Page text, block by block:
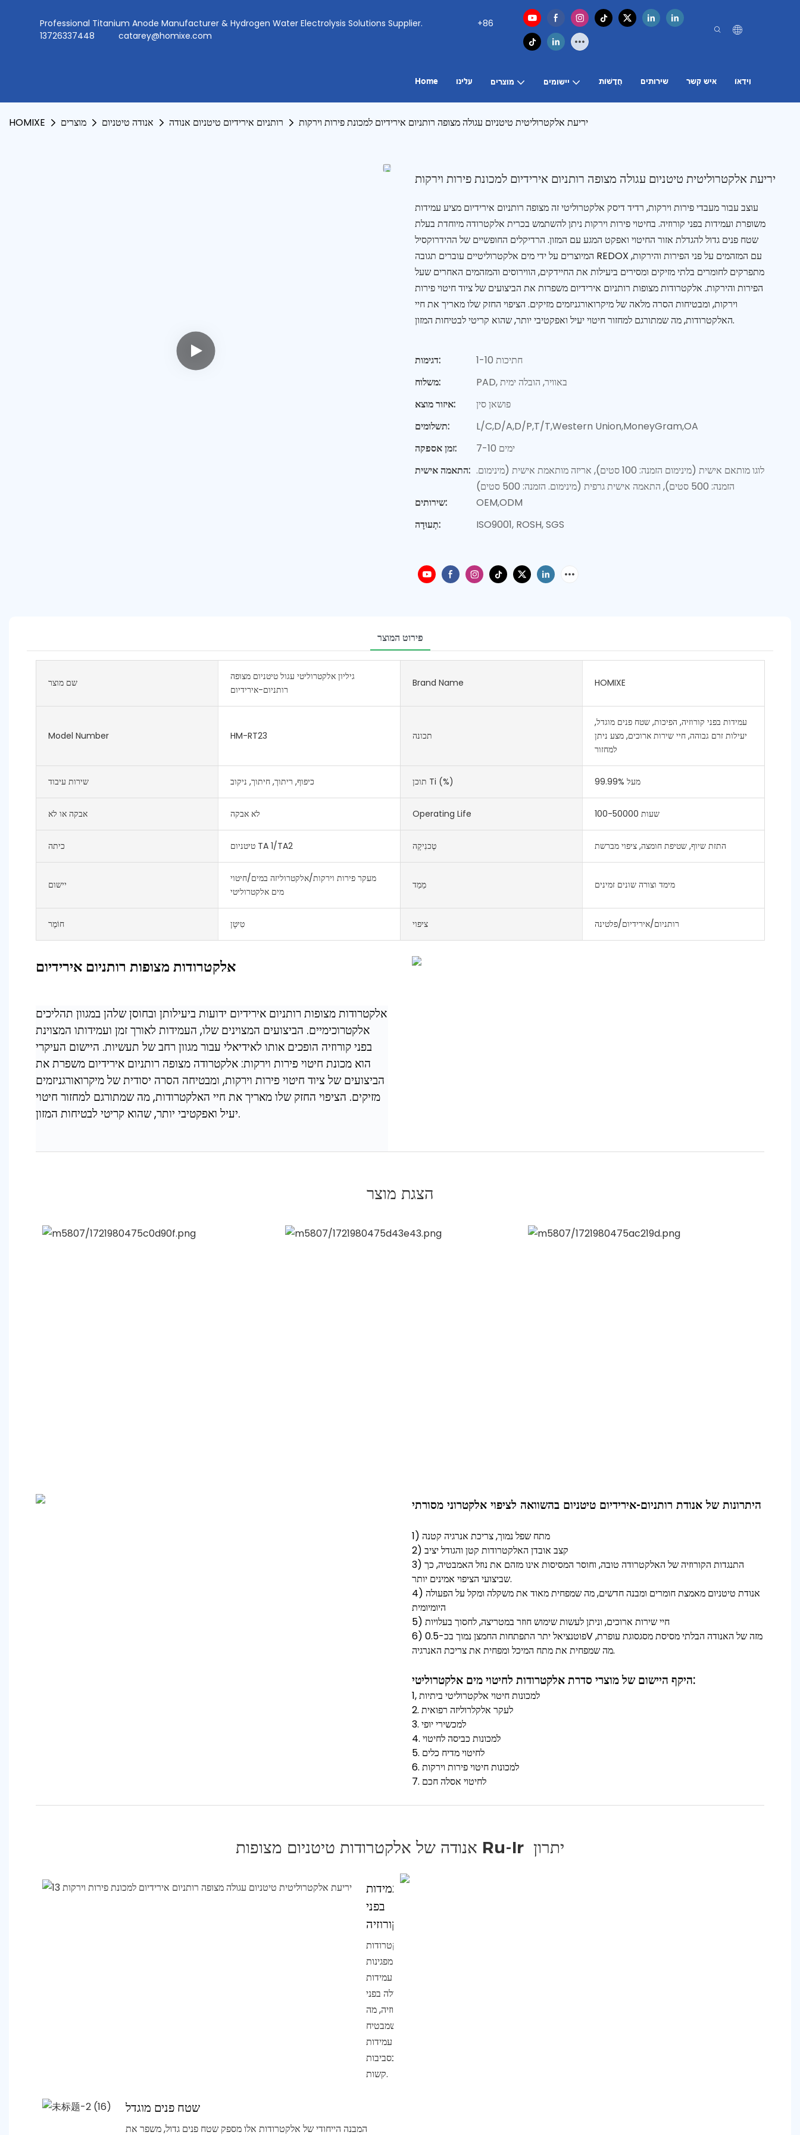
Professional Titanium Anode Manufacturer & Hydrogen Water Electrolysis Solutions Supplier.
+86
13726337448
catarey@homixe.com
Home עלינו מוצרים יישומים חֲדָשׁוֹת שירותים איש קשר וִידֵאוֹ
HOMIXE מוצרים אנודה טיטניום רותניום אירידיום טיטניום אנודה יריעת אלקטרוליטית טיטניום עגולה מצופה רותניום אירידיום למכונת פירות וירקות
יריעת אלקטרוליטית טיטניום עגולה מצופה רותניום אירידיום למכונת פירות וירקות
עוצב עבור מעבדי פירות וירקות, רדיד דיסק אלקטרוליטי זה מצופה רותניום אירידיום מציע עמידות
משופרת ועמידות בפני קורוזיה. בחיטוי פירות וירקות ניתן להשתמש בכרית אלקטרודה מיוחדת בעלת
שטח פנים גדול להגדלת אזור החיטוי ואפקט המגע עם המזון. הרדיקלים החופשיים של ההידרוקסיל
המיוצרים על ידי מים אלקטרוליטיים עוברים תגובה REDOX עם המזהמים על פני הפירות והירקות,
מתפרקים לחומרים בלתי מזיקים ומסירים ביעילות את החיידקים, הווירוסים והמזהמים האחרים שעל
הפירות והירקות. אלקטרודות מצופות רותניום אירידיום משפרות את הביצועים של ציוד חיטוי פירות
וירקות, ומבטיחות הסרה מלאה של מיקרואורגניזמים מזיקים. הציפוי החזק שלו מאריך את חיי
האלקטרודות, מה שמתורגם למחזור חיטוי יעיל ואפקטיבי יותר, שהוא קריטי לבטיחות המזון.
דגימות:
1-10 חתיכות
משלוח:
PAD, באוויר, הובלה ימית
איזור מוצא:
פושאן סין
תשלומים:
L/C,D/A,D/P,T/T,Western Union,MoneyGram,OA
זמן אספקה:
7-10 ימים
התאמה אישית: לוגו מותאם אישית (מינימום הזמנה: 100 סטים), אריזה מותאמת אישית (מינימום.
הזמנה: 500 סטים), התאמה אישית גרפית (מינימום. הזמנה: 500 סטים)
שירותים:
OEM,ODM
תְעוּדָה:
ISO9001, ROSH, SGS
פירוט המוצר
שם מוצר
גיליון אלקטרוליטי עגול טיטניום מצופה
רותניום-אירידיום
Brand Name HOMIXE
Model Number HM-RT23 תכונה
עמידות בפני קורוזיה, הפיכות, שטח פנים מוגדל,
יעילות זרם גבוהה, חיי שירות ארוכים, מצע ניתן
למחזור
שירות עיבוד כיפוף, ריתוך, חיתוך, ניקוב תוכן Ti (%) מעל 99.99%
אבקה או לא לא אבקה Operating Life 100-50000 שעות
כיתה טיטניום TA 1/TA2 טֶכנִיקָה התזת שיוף, שטיפת חומצה, ציפוי מברשת
יישום
מעקר פירות וירקות/אלקטרוליזה במים/חיטוי
מים אלקטרוליטי
מֵמַד מימד וצורה שונים זמינים
חוֹמֶר טִיטָן ציפוי רותניום/אירידיום/פלטינה
אלקטרודות מצופות רותניום אירידיום ידועות ביעילותן ובחוסן שלהן במגוון תהליכים
אלקטרוכימיים. הביצועים המצוינים שלו, העמידות לאורך זמן ועמידותו המצוינת
בפני קורוזיה הופכים אותו לאידיאלי עבור מגוון רחב של תעשיות. היישום העיקרי
הוא מכונת חיטוי פירות וירקות: אלקטרודה מצופה רותניום אירידיום משפרת את
הביצועים של ציוד חיטוי פירות וירקות, ומבטיחה הסרה יסודית של מיקרואורגניזמים
מזיקים. הציפוי החזק שלו מאריך את חיי האלקטרודות, מה שמתורגם למחזור חיטוי
יעיל ואפקטיבי יותר, שהוא קריטי לבטיחות המזון.
הצגת מוצר
היתרונות של אנודת רותניום-אירידיום טיטניום בהשוואה לציפוי אלקטרוני מסורתי
1) מתח שפל נמוך, צריכת אנרגיה קטנה
2) קצב אובדן האלקטרודות קטן והגודל יציב
3) התנגדות הקורוזיה של האלקטרודה טובה, וחוסר המסיסות אינו מזהם את נוזל האמבטיה, כך
שביצועי הציפוי אמינים יותר.
4) אנודת טיטניום מאמצת חומרים ומבנה חדשים, מה שמפחית מאוד את משקלה ומקל על הפעולה
היומיומית
5) חיי שירות ארוכים, וניתן לעשות שימוש חוזר במטריצה, לחסוך בעלויות
6) פוטנציאל יתר התפתחות החמצן נמוך בכ-0.5V מזה של האנודה הבלתי מסיסת מסגסוגת עופרת,
מה שמפחית את מתח המיכל ומפחית את צריכת האנרגיה.
היקף היישום של מוצרי סדרת אלקטרודות לחיטוי מים אלקטרוליטי:
1, למכונות חיטוי אלקטרוליטי ביתיות
2. לעקר אלקלרוליזה רפואית
3. למכשירי יופי
4. למכונות כביסה לחיטוי
5. לחיטוי מדיח כלים
6. למכונות חיטוי פירות וירקות
7. לחיטוי אסלה חכם
אנודה של אלקטרודות טיטניום מצופות Ru-Ir יתרון
עמידות
בפני
קורוזיה
אלקטרודות
אלו מפגינות
עמידות
מעולה בפני
קורוזיה, מה
שמבטיח
עמידות
בסביבות
קשות.
שטח פנים מוגדל
המבנה הייחודי של אלקטרודות אלו מספק שטח פנים גדול, משפר את